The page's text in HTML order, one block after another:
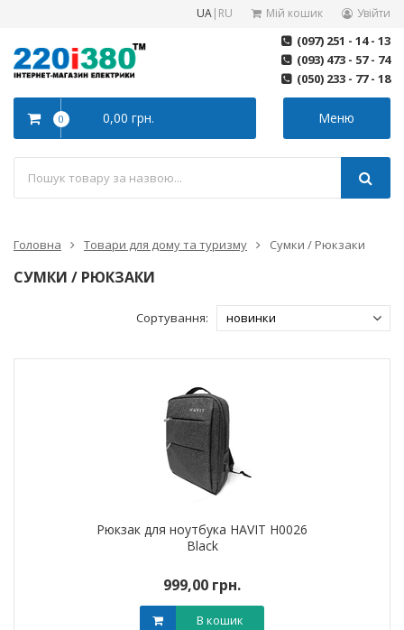
UA| RU Мій кошик Увійти
(097) 251 - 14 - 13
(093) 473 - 57 - 74
(050) 233 - 77 - 18
Меню
0 0,00 грн.
Головна Товари для дому та туризму Сумки / Рюкзаки
СУМКИ / РЮКЗАКИ
Сортування:
Рюкзак для ноутбука HAVIT H0026
Black
999,00 грн.
В кошик